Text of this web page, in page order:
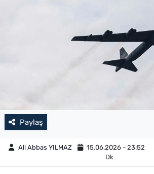
Paylaş
Ali Abbas YILMAZ 15.06.2026 - 23:52
Dk